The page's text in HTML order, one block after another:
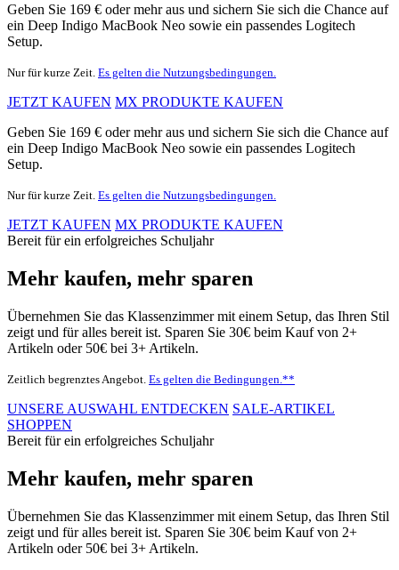
Geben Sie 169 € oder mehr aus und sichern Sie sich die Chance auf
ein Deep Indigo MacBook Neo sowie ein passendes Logitech
Setup.
Nur für kurze Zeit. Es gelten die Nutzungsbedingungen.
JETZT KAUFEN MX PRODUKTE KAUFEN
Geben Sie 169 € oder mehr aus und sichern Sie sich die Chance auf
ein Deep Indigo MacBook Neo sowie ein passendes Logitech
Setup.
Nur für kurze Zeit. Es gelten die Nutzungsbedingungen.
JETZT KAUFEN MX PRODUKTE KAUFEN
Bereit für ein erfolgreiches Schuljahr
Mehr kaufen, mehr sparen
Übernehmen Sie das Klassenzimmer mit einem Setup, das Ihren Stil
zeigt und für alles bereit ist. Sparen Sie 30€ beim Kauf von 2+
Artikeln oder 50€ bei 3+ Artikeln.
Zeitlich begrenztes Angebot. Es gelten die Bedingungen.**
UNSERE AUSWAHL ENTDECKEN SALE-ARTIKEL
SHOPPEN
Bereit für ein erfolgreiches Schuljahr
Mehr kaufen, mehr sparen
Übernehmen Sie das Klassenzimmer mit einem Setup, das Ihren Stil
zeigt und für alles bereit ist. Sparen Sie 30€ beim Kauf von 2+
Artikeln oder 50€ bei 3+ Artikeln.